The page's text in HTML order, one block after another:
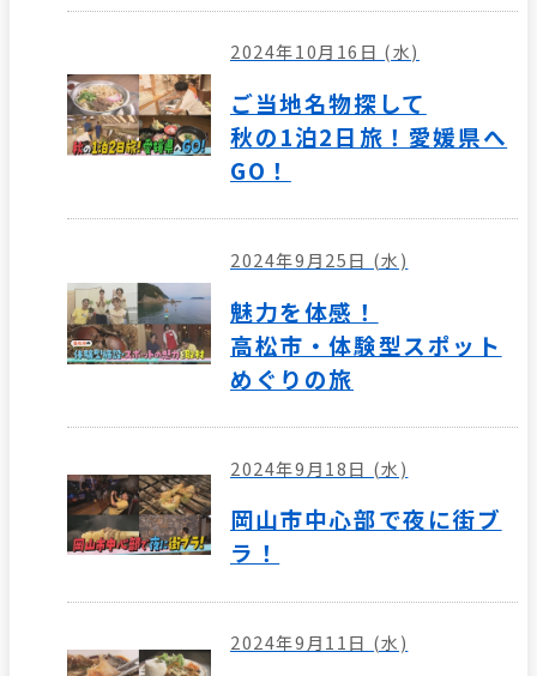
2024年10月16日 (水)
ご当地名物探して
秋の1泊2日旅！愛媛県へ
GO！
2024年9月25日 (水)
魅力を体感！
高松市・体験型スポット
めぐりの旅
2024年9月18日 (水)
岡山市中心部で夜に街ブ
ラ！
2024年9月11日 (水)